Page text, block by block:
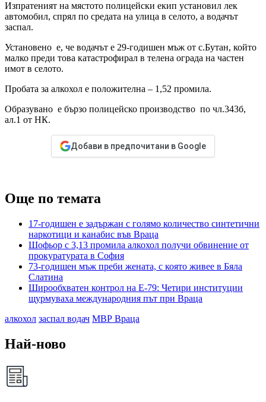
Изпратеният на мястото полицейски екип установил лек
автомобил, спрял по средата на улица в селото, а водачът
заспал.
Установено е, че водачът е 29-годишен мъж от с.Бутан, който
малко преди това катастрофирал в телена ограда на частен
имот в селото.
Пробата за алкохол е положителна – 1,52 промила.
Образувано е бързо полицейско производство по чл.343б,
ал.1 от НК.
Добави в предпочитани в Google
Още по темата
17-годишен е задържан с голямо количество синтетични
наркотици и канабис във Враца
Шофьор с 3,13 промила алкохол получи обвинение от
прокуратурата в София
73-годишен мъж преби жената, с която живее в Бяла
Слатина
Широобхватен контрол на Е-79: Четири институции
щурмуваха международния път при Враца
алкохол заспал водач МВР Враца
Най-ново